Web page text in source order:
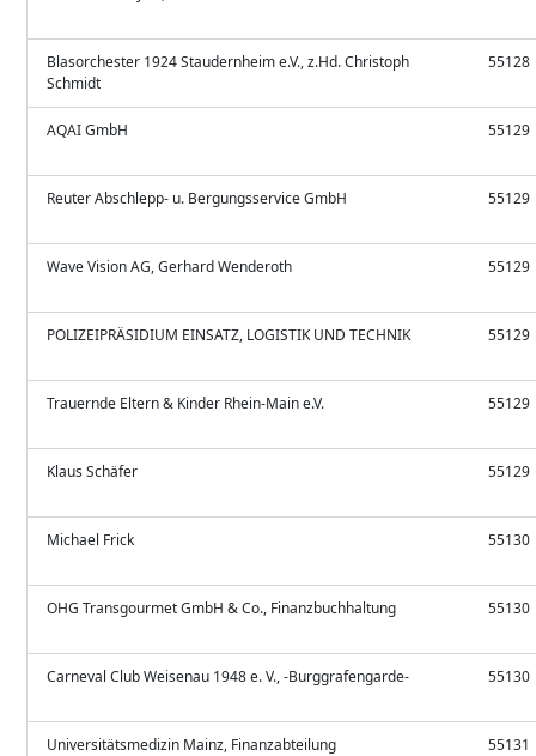
Blasorchester 1924 Staudernheim e.V., z.Hd. Christoph
Schmidt
55128
AQAI GmbH 55129
Reuter Abschlepp- u. Bergungsservice GmbH 55129
Wave Vision AG, Gerhard Wenderoth 55129
POLIZEIPRÄSIDIUM EINSATZ, LOGISTIK UND TECHNIK 55129
Trauernde Eltern & Kinder Rhein-Main e.V. 55129
Klaus Schäfer 55129
Michael Frick 55130
OHG Transgourmet GmbH & Co., Finanzbuchhaltung 55130
Carneval Club Weisenau 1948 e. V., -Burggrafengarde- 55130
Universitätsmedizin Mainz, Finanzabteilung 55131